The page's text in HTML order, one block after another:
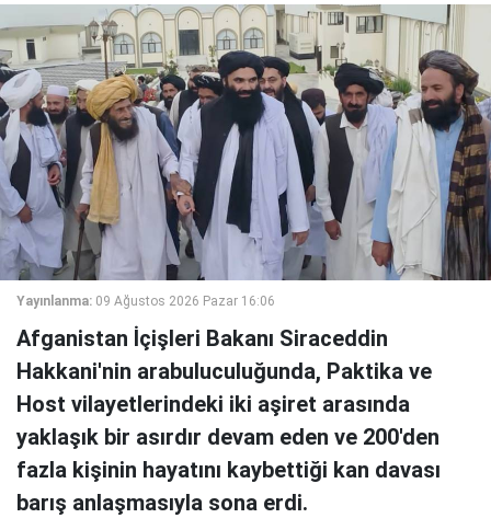
Yayınlanma: 09 Ağustos 2026 Pazar 16:06
Afganistan İçişleri Bakanı Siraceddin
Hakkani'nin arabuluculuğunda, Paktika ve
Host vilayetlerindeki iki aşiret arasında
yaklaşık bir asırdır devam eden ve 200'den
fazla kişinin hayatını kaybettiği kan davası
barış anlaşmasıyla sona erdi.